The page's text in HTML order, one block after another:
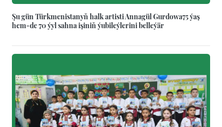
Şu gün Türkmenistanyň halk artisti Annagül Gurdowa75 ýaş
hem-de 70 ýyl sahna işiniň ýubileýlerini belleýär